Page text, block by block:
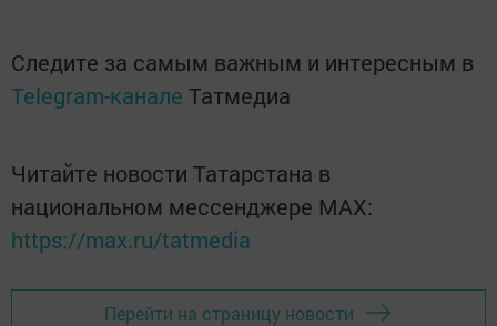
Следите за самым важным и интересным в
Telegram-канале Татмедиа
Читайте новости Татарстана в
национальном мессенджере MАХ:
https://max.ru/tatmedia
Перейти на страницу новости